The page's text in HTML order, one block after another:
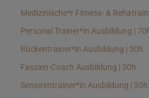
Medizinische*r Fitness- &
Personal Trainer*in Ausbildung |
Rückentrainer*in Ausbildung | 30h
Faszien-Coach Ausbildung | 30h
Seniorentrainer*in Ausbildung | 30h